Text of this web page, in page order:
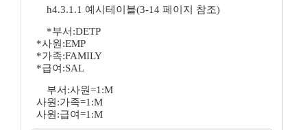
h4.3.1.1 예시테이블(3-14 페이지 참조)
*부서:DETP
*사원:EMP
*가족:FAMILY
*급여:SAL
부서:사원=1:M
사원:가족=1:M
사원:급여=1:M